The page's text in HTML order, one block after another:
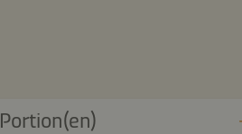
Portion(en)